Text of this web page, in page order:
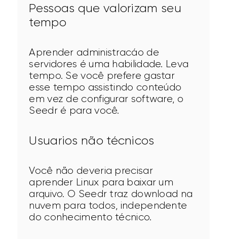
Pessoas que valorizam seu
tempo
Aprender administracáo de
servidores é uma habilidade. Leva
tempo. Se você prefere gastar
esse tempo assistindo conteúdo
em vez de configurar software, o
Seedr é para você.
Usuarios não técnicos
Você não deveria precisar
aprender Linux para baixar um
arquivo. O Seedr traz download na
nuvem para todos, independente
do conhecimento técnico.